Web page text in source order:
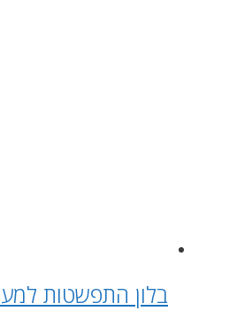
בלון התפשטות